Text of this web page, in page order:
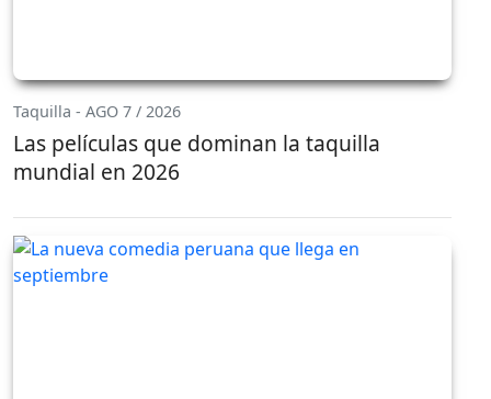
Taquilla - AGO 7 / 2026
Las películas que dominan la taquilla
mundial en 2026